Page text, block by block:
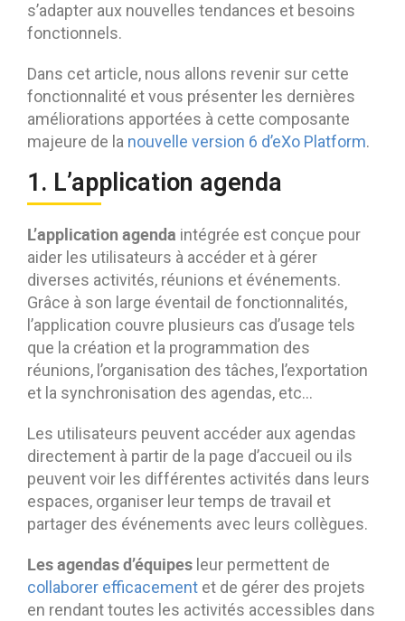
s’adapter aux nouvelles tendances et besoins
fonctionnels.
Dans cet article, nous allons revenir sur cette
fonctionnalité et vous présenter les dernières
améliorations apportées à cette composante
majeure de la nouvelle version 6 d’eXo Platform.
1. L’application agenda
L’application agenda intégrée est conçue pour
aider les utilisateurs à accéder et à gérer
diverses activités, réunions et événements.
Grâce à son large éventail de fonctionnalités,
l’application couvre plusieurs cas d’usage tels
que la création et la programmation des
réunions, l’organisation des tâches, l’exportation
et la synchronisation des agendas, etc…
Les utilisateurs peuvent accéder aux agendas
directement à partir de la page d’accueil ou ils
peuvent voir les différentes activités dans leurs
espaces, organiser leur temps de travail et
partager des événements avec leurs collègues.
Les agendas d’équipes leur permettent de
collaborer efficacement et de gérer des projets
en rendant toutes les activités accessibles dans